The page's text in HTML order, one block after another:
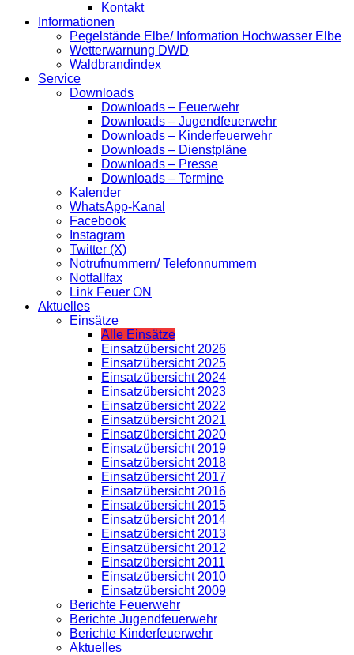
Kontakt
Informationen
Pegelstände Elbe/ Information Hochwasser Elbe
Wetterwarnung DWD
Waldbrandindex
Service
Downloads
Downloads – Feuerwehr
Downloads – Jugendfeuerwehr
Downloads – Kinderfeuerwehr
Downloads – Dienstpläne
Downloads – Presse
Downloads – Termine
Kalender
WhatsApp-Kanal
Facebook
Instagram
Twitter (X)
Notrufnummern/ Telefonnummern
Notfallfax
Link Feuer ON
Aktuelles
Einsätze
Alle Einsätze
Einsatzübersicht 2026
Einsatzübersicht 2025
Einsatzübersicht 2024
Einsatzübersicht 2023
Einsatzübersicht 2022
Einsatzübersicht 2021
Einsatzübersicht 2020
Einsatzübersicht 2019
Einsatzübersicht 2018
Einsatzübersicht 2017
Einsatzübersicht 2016
Einsatzübersicht 2015
Einsatzübersicht 2014
Einsatzübersicht 2013
Einsatzübersicht 2012
Einsatzübersicht 2011
Einsatzübersicht 2010
Einsatzübersicht 2009
Berichte Feuerwehr
Berichte Jugendfeuerwehr
Berichte Kinderfeuerwehr
Aktuelles